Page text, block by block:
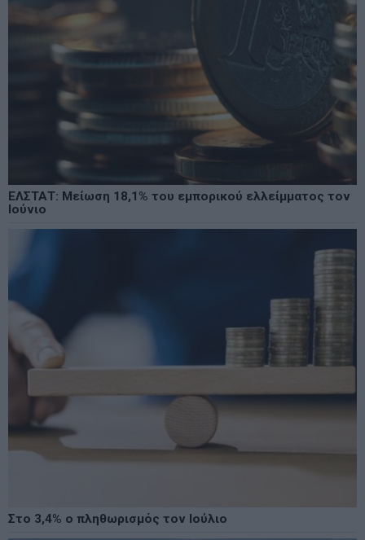
ΕΛΣΤΑΤ: Μείωση 18,1% του εμπορικού ελλείμματος τον
Ιούνιο
Στο 3,4% ο πληθωρισμός τον Ιούλιο